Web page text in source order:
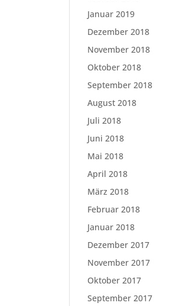
Januar 2019
Dezember 2018
November 2018
Oktober 2018
September 2018
August 2018
Juli 2018
Juni 2018
Mai 2018
April 2018
März 2018
Februar 2018
Januar 2018
Dezember 2017
November 2017
Oktober 2017
September 2017